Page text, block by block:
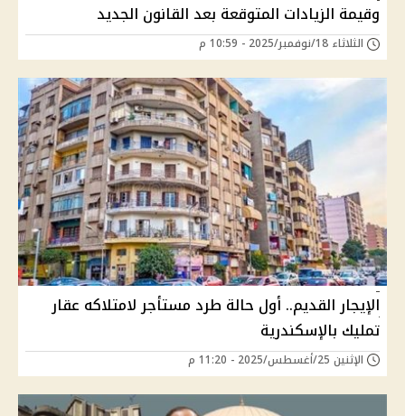
وقيمة الزيادات المتوقعة بعد القانون الجديد
الثلاثاء 18/نوفمبر/2025 - 10:59 م
الإيجار القديم.. أول حالة طرد مستأجر لامتلاكه عقار
تمليك بالإسكندرية
الإثنين 25/أغسطس/2025 - 11:20 م